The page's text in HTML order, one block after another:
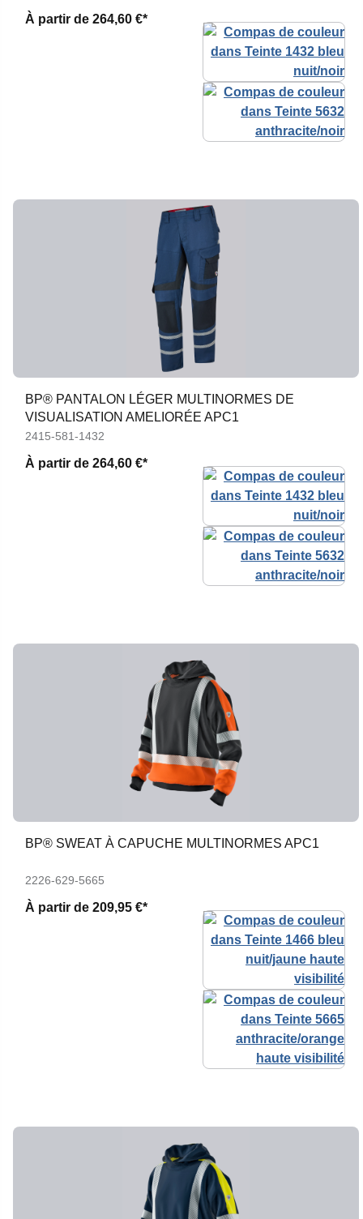
À partir de 264,60 €*
BP® PANTALON LÉGER MULTINORMES DE
VISUALISATION AMELIORÉE APC1
2415-581-1432
À partir de 264,60 €*
BP® SWEAT À CAPUCHE MULTINORMES APC1
2226-629-5665
À partir de 209,95 €*